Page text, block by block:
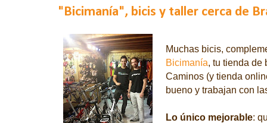
"Bicimanía", bicis y taller cerca de
Muchas bicis,
Bicimanía, tu tienda de
Caminos (y tienda
bueno y trabajan con
Lo único mejorable: